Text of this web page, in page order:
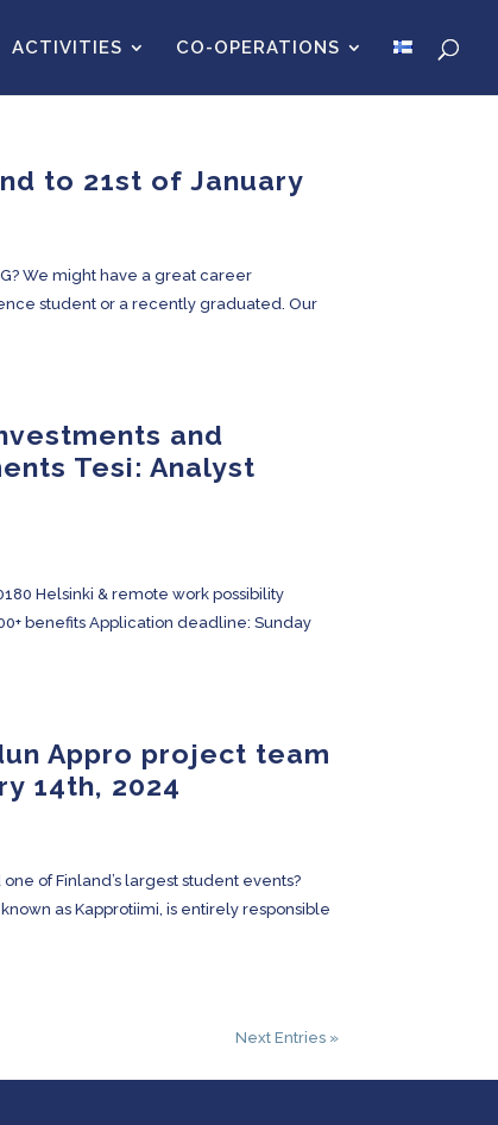
ACTIVITIES CO-OPERATIONS
to 21st of January
We might have a great career
student or a recently graduated. Our
and
Tesi: Analyst
Helsinki & remote work possibility
benefits Application deadline: Sunday
Appro project team
14th, 2024
of Finland’s largest student events?
as Kapprotiimi, is entirely responsible
Next Entries »